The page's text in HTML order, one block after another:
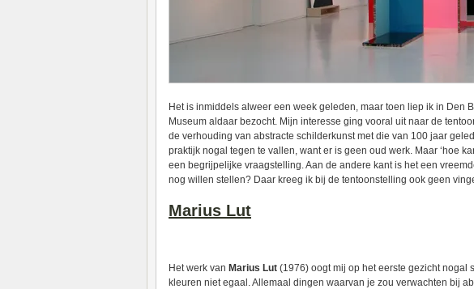
Het is inmiddels alweer een week geleden, maar toen liep ik in Den
Museum aldaar bezocht. Mijn interesse ging vooral uit naar de
de verhouding van abstracte schilderkunst met die van 100 jaar
praktijk nogal tegen te vallen, want er is geen oud werk. Maar ‘hoe
een begrijpelijke vraagstelling. Aan de andere kant is het een
nog willen stellen? Daar kreeg ik bij de tentoonstelling ook geen
Marius Lut
Het werk van Marius Lut (1976) oogt mij op het eerste gezicht nogal
kleuren niet egaal. Allemaal dingen waarvan je zou verwachten bij